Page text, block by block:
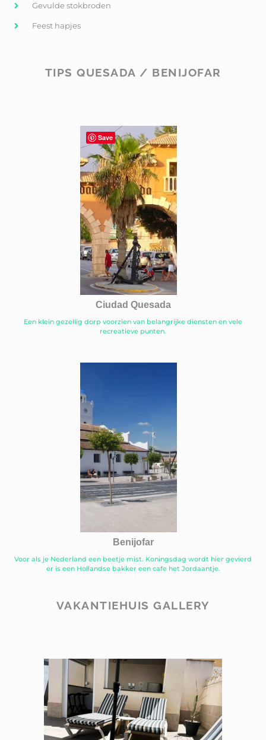
Gevulde stokbroden
Feest hapjes
TIPS QUESADA / BENIJOFAR
Ciudad Quesada
Een klein gezellig dorp voorzien van belangrijke diensten en vele
recreatieve punten.
Benijofar
Voor als je Nederland een beetje mist. Koningsdag wordt hier gevierd
er is een Hollandse bakker een cafe het Jordaantje.
VAKANTIEHUIS GALLERY
Save